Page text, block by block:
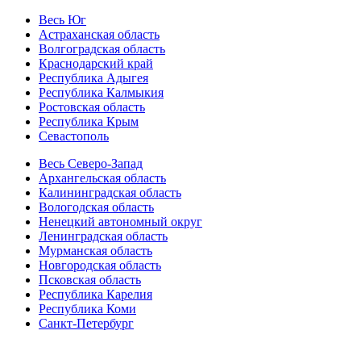
Весь Юг
Астраханская область
Волгоградская область
Краснодарский край
Республика Адыгея
Республика Калмыкия
Ростовская область
Республика Крым
Севастополь
Весь Северо-Запад
Архангельская область
Калининградская область
Вологодская область
Ненецкий автономный округ
Ленинградская область
Мурманская область
Новгородская область
Псковская область
Республика Карелия
Республика Коми
Санкт-Петербург